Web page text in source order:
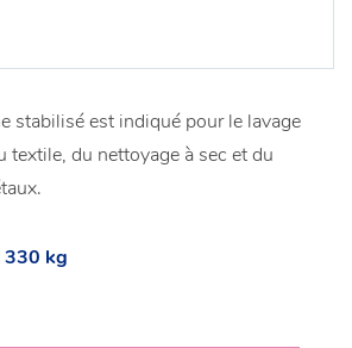
stabilisé est indiqué pour le lavage
textile, du nettoyage à sec et du
330 kg